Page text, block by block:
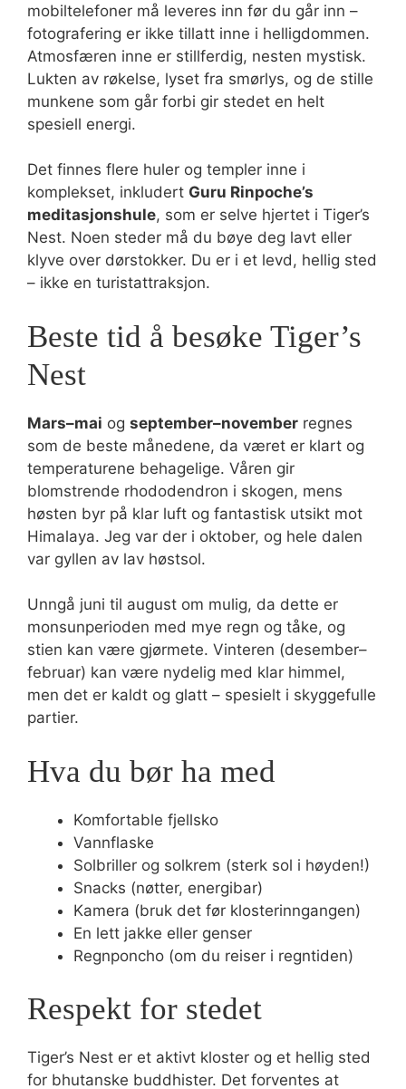
mobiltelefoner må leveres inn før du går inn –
fotografering er ikke tillatt inne i helligdommen.
Atmosfæren inne er stillferdig, nesten mystisk.
Lukten av røkelse, lyset fra smørlys, og de stille
munkene som går forbi gir stedet en helt
spesiell energi.
Det finnes flere huler og templer inne i
komplekset, inkludert Guru Rinpoche’s
meditasjonshule, som er selve hjertet i Tiger’s
Nest. Noen steder må du bøye deg lavt eller
klyve over dørstokker. Du er i et levd, hellig sted
– ikke en turistattraksjon.
Beste tid å besøke Tiger’s
Nest
Mars–mai og september–november regnes
som de beste månedene, da været er klart og
temperaturene behagelige. Våren gir
blomstrende rhododendron i skogen, mens
høsten byr på klar luft og fantastisk utsikt mot
Himalaya. Jeg var der i oktober, og hele dalen
var gyllen av lav høstsol.
Unngå juni til august om mulig, da dette er
monsunperioden med mye regn og tåke, og
stien kan være gjørmete. Vinteren (desember–
februar) kan være nydelig med klar himmel,
men det er kaldt og glatt – spesielt i skyggefulle
partier.
Hva du bør ha med
Komfortable fjellsko
Vannflaske
Solbriller og solkrem (sterk sol i høyden!)
Snacks (nøtter, energibar)
Kamera (bruk det før klosterinngangen)
En lett jakke eller genser
Regnponcho (om du reiser i regntiden)
Respekt for stedet
Tiger’s Nest er et aktivt kloster og et hellig sted
for bhutanske buddhister. Det forventes at